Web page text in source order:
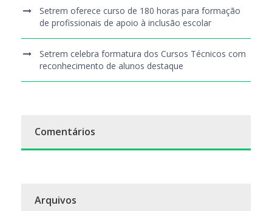
Setrem oferece curso de 180 horas para formação
de profissionais de apoio à inclusão escolar
Setrem celebra formatura dos Cursos Técnicos com
reconhecimento de alunos destaque
Comentários
Arquivos